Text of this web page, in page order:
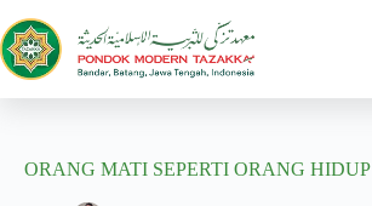
ORANG MATI SEPERTI ORANG HIDUP